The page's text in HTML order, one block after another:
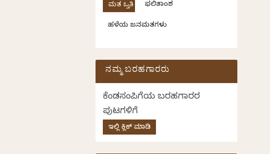
ಫಲಿತಾಂಶ
ಹಳೆಯ ಜನಮತಗಳು
ನಮ್ಮ ಬರಹಗಾರರು
ಕೆಂಡಸಂಪಿಗೆಯ ಬರಹಗಾರರ
ಪುಟಗಳಿಗೆ
ಇಲ್ಲಿ ಕ್ಲಿಕ್ ಮಾಡಿ